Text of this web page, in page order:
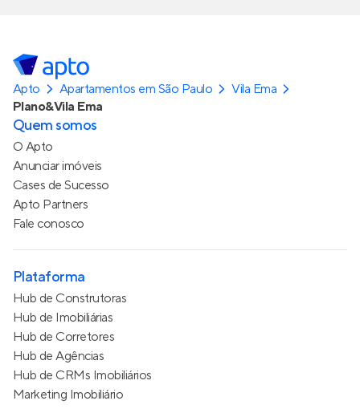
Apto Apartamentos em São Paulo
Vila Ema
Plano&Vila Ema
Quem somos
O Apto
Anunciar imóveis
Cases de Sucesso
Apto Partners
Fale conosco
Plataforma
Hub de Construtoras
Hub de Imobiliárias
Hub de Corretores
Hub de Agências
Hub de CRMs Imobiliários
Marketing Imobiliário